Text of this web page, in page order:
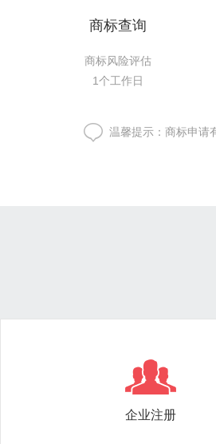
商标查询
商标风险评估
1个工作日
温馨提示：商标申请
企业注册